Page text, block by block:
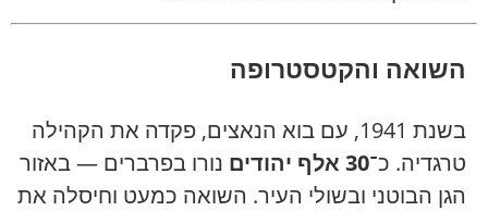
השואה והקטסטרופה
בשנת 1941, עם בוא הנאצים, פקדה את הקהילה
טרגדיה. כ־30 אלף יהודים
נורו בפרברים — באזור
הגן הבוטני ובשולי העיר. השואה כמעט וחיסלה את